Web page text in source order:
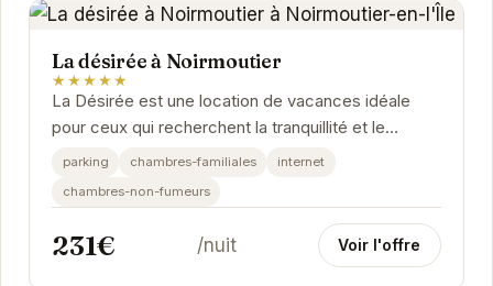
La désirée à Noirmoutier
★★★★★
La Désirée est une location de vacances idéale
pour ceux qui recherchent la tranquillité et le
confort. Avec sa situation privilégiée, elle...
parking chambres-familiales
internet
chambres-non-fumeurs
231€ /nuit Voir l'offre